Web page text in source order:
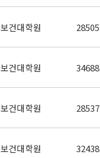
보건대학원 28505
보건대학원 34688
보건대학원 28537
보건대학원 32438